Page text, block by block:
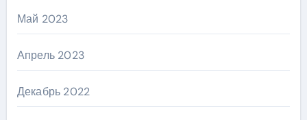
Май 2023
Апрель 2023
Декабрь 2022